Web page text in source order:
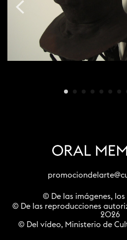
© De las imágenes,
© De las reproducciones
2026
© Del vídeo, Ministerio de